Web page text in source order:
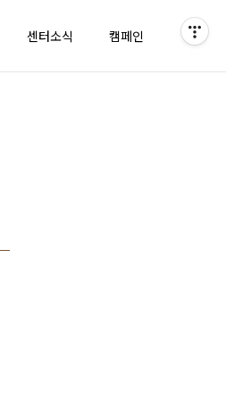
센터소식 캠페인